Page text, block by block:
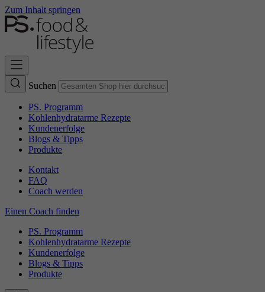
Zum Inhalt springen
Suchen
PS. Programm
Kohlenhydratarme Rezepte
Kundenerfolge
Blogs & Tipps
Produkte
Kontakt
FAQ
Coach werden
Einen Coach finden
PS. Programm
Kohlenhydratarme Rezepte
Kundenerfolge
Blogs & Tipps
Produkte